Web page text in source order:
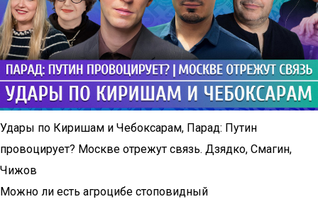
Удары по Киришам и Чебоксарам, Парад: Путин
провоцирует? Москве отрежут связь. Дзядко, Смагин,
Чижов
Можно ли есть агроцибе стоповидный